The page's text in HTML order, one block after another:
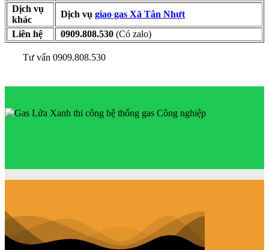
Dịch vụ
khác
Dịch vụ giao gas Xã Tân Nhựt
Liên hệ
0909.808.530 (Có zalo)
Tư vấn 0909.808.530